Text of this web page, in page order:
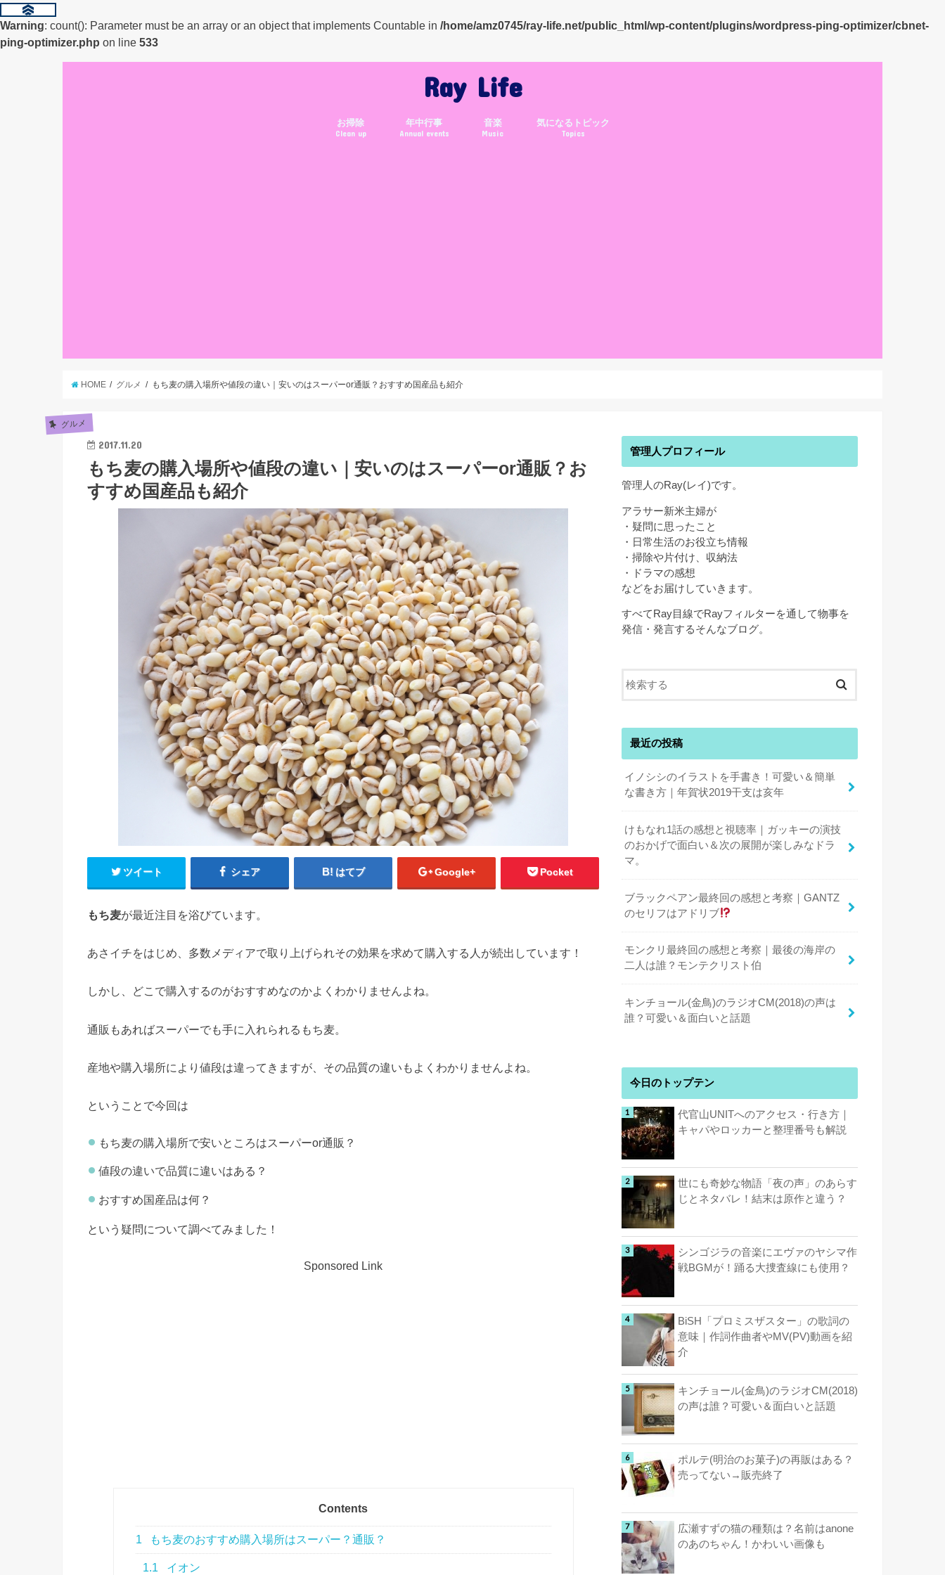
Warning: count(): Parameter must be an array or an object that implements Countable in /home/amz0745/ray-life.net/public_html/wp-content/plugins/wordpress-ping-optimizer/cbnet-
ping-optimizer.php on line 533
Ray Life
お掃除
Clean up
年中行事
Annual events
音楽
Music
気になるトピック
Topics
HOME グルメ もち麦の購入場所や値段の違い｜安いのはスーパーor通販？おすすめ国産品も紹介
グルメ
2017.11.20
もち麦の購入場所や値段の違い｜安いのはスーパーor通販？お
すすめ国産品も紹介
ツイート シェア はてブ Google+ Pocket
もち麦が最近注目を浴びています。
あさイチをはじめ、多数メディアで取り上げられその効果を求めて購入する人が続出しています！
しかし、どこで購入するのがおすすめなのかよくわかりませんよね。
通販もあればスーパーでも手に入れられるもち麦。
産地や購入場所により値段は違ってきますが、その品質の違いもよくわかりませんよね。
ということで今回は
もち麦の購入場所で安いところはスーパーor通販？
値段の違いで品質に違いはある？
おすすめ国産品は何？
という疑問について調べてみました！
Sponsored Link
Contents
1 もち麦のおすすめ購入場所はスーパー？通販？
1.1 イオン
管理人プロフィール
管理人のRay(レイ)です。
アラサー新米主婦が
・疑問に思ったこと
・日常生活のお役立ち情報
・掃除や片付け、収納法
・ドラマの感想
などをお届けしていきます。
すべてRay目線でRayフィルターを通して物事を
発信・発言するそんなブログ。
最近の投稿
イノシシのイラストを手書き！可愛い＆簡単
な書き方｜年賀状2019干支は亥年
けもなれ1話の感想と視聴率｜ガッキーの演技
のおかげで面白い＆次の展開が楽しみなドラ
マ。
ブラックペアン最終回の感想と考察｜GANTZ
のセリフはアドリブ
モンクリ最終回の感想と考察｜最後の海岸の
二人は誰？モンテクリスト伯
キンチョール(金鳥)のラジオCM(2018)の声は
誰？可愛い＆面白いと話題
今日のトップテン
代官山UNITへのアクセス・行き方｜
キャパやロッカーと整理番号も解説
世にも奇妙な物語「夜の声」のあらす
じとネタバレ！結末は原作と違う？
シンゴジラの音楽にエヴァのヤシマ作
戦BGMが！踊る大捜査線にも使用？
BiSH「プロミスザスター」の歌詞の
意味｜作詞作曲者やMV(PV)動画を紹
介
キンチョール(金鳥)のラジオCM(2018)
の声は誰？可愛い＆面白いと話題
ポルテ(明治のお菓子)の再販はある？
売ってない→販売終了
広瀬すずの猫の種類は？名前はanone
のあのちゃん！かわいい画像も